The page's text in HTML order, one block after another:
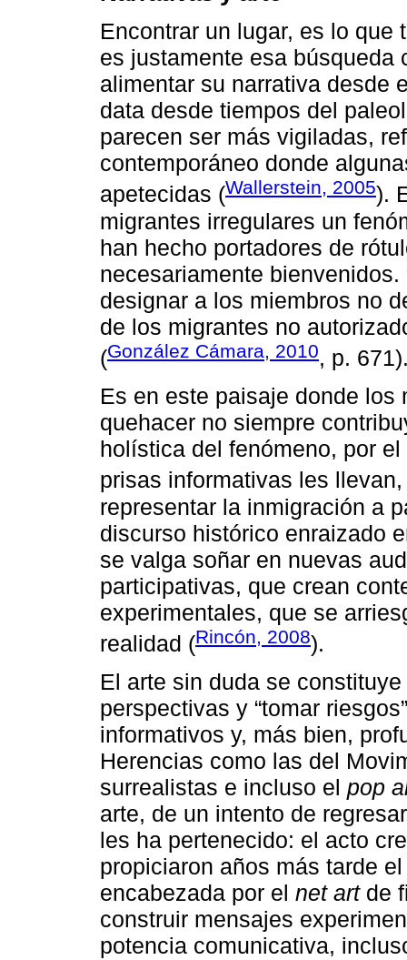
Encontrar un lugar, es lo
es justamente esa búsqueda
alimentar su narrativa desde
data desde tiempos del
parecen ser más vigiladas,
contemporáneo donde
apetecidas (Wallerstein, 2005).
migrantes irregulares un
han hecho portadores de
necesariamente
designar a los miembros no
de los migrantes no
(González Cámara, 2010, p.
Es en este paisaje donde
quehacer no siempre
holística del fenómeno, por
prisas informativas les
representar la inmigración a
discurso histórico enraizado
se valga soñar en nuevas
participativas, que crean
experimentales, que se
realidad (Rincón, 2008).
El arte sin duda se
perspectivas y “tomar
informativos y, más bien,
Herencias como las del
surrealistas e incluso el pop
arte, de un intento de
les ha pertenecido: el acto
propiciaron años más tarde
encabezada por el net artde
construir mensajes
potencia comunicativa,